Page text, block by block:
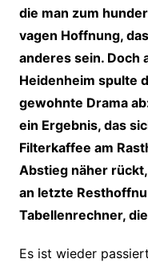
die man zum
vagen Hoffnung,
anderes sein. Doch
Heidenheim spulte
gewohnte Drama
ein Ergebnis, das
Filterkaffee am
Abstieg näher
an letzte
Tabellenrechner,
Es ist wieder